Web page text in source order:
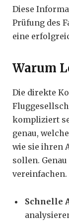
Diese
Prüfung des
eine
Warum
Die direkte
kompliziert
genau,
wie sie ihren
sollen.
vereinfachen.
Schnelle